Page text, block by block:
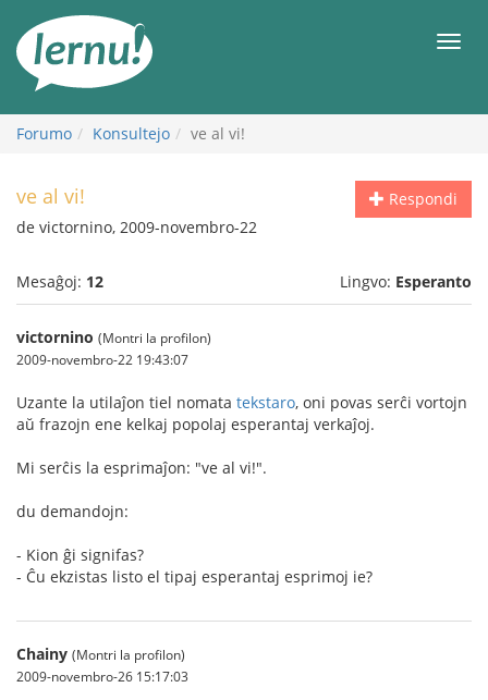
enhavo
Forumo Konsultejo ve al vi!
Respondi
ve al vi!
de victornino, 2009-novembro-22
Mesaĝoj: 12 Lingvo: Esperanto
victornino (Montri la profilon)
2009-novembro-22 19:43:07
Uzante la utilaĵon tiel nomata tekstaro, oni povas serĉi vortojn
aŭ frazojn ene kelkaj popolaj esperantaj verkaĵoj.
Mi serĉis la esprimaĵon: "ve al vi!".
du demandojn:
- Kion ĝi signifas?
- Ĉu ekzistas listo el tipaj esperantaj esprimoj ie?
Chainy (Montri la profilon)
2009-novembro-26 15:17:03